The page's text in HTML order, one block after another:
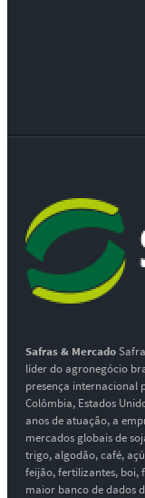
Safras & Mercado
líder do agronegócio
presença internacional
Colômbia, Estados
anos de atuação, a
mercados globais de
trigo, algodão, café,
feijão, fertilizantes, boi,
maior banco de dados